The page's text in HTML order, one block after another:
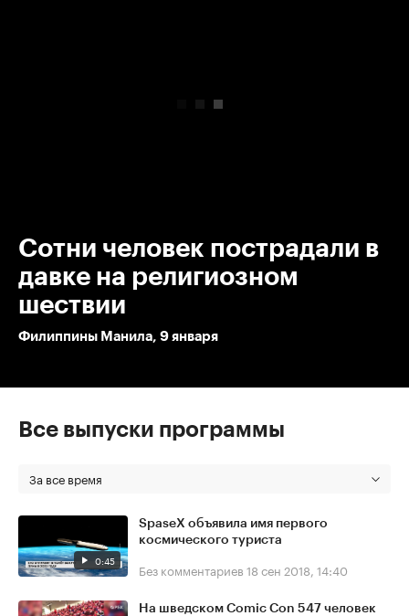
Сотни человек пострадали в
давке на религиозном
шествии
Филиппины Манила, 9 января
Все выпуски программы
За все время
0:45
SpaseX объявила имя первого
космического туриста
Без комментариев 18 сен 2018, 14:40
На шведском Comic Con 547 человек